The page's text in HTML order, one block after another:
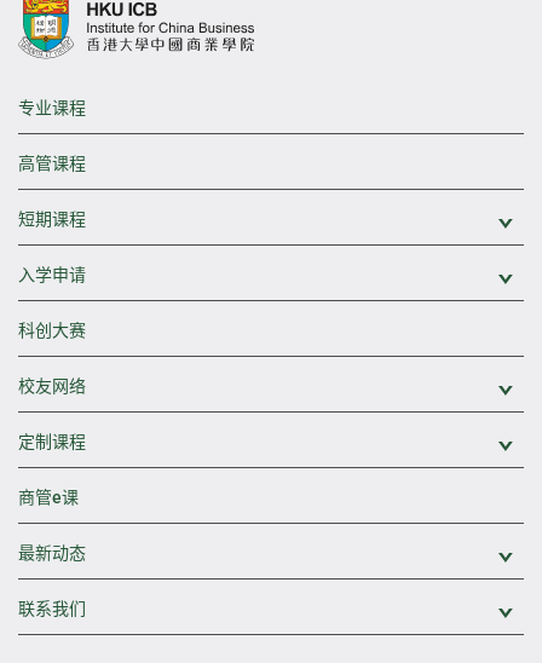
专业课程
高管课程
短期课程
入学申请
科创大赛
校友网络
定制课程
商管e课
最新动态
联系我们